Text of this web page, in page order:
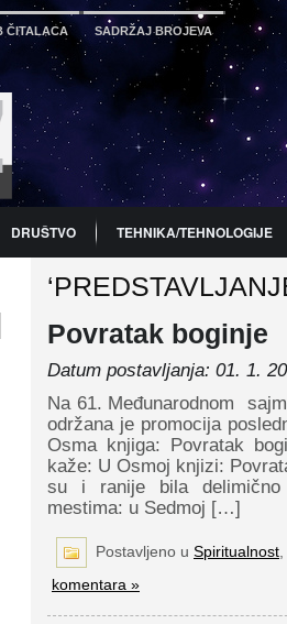
ČITALACA SADRŽAJ BROJEVA
DRUŠTVO TEHNIKA/TEHNOLOGIJE
PREDSTAVLJANJE KNJIGA PROMO
Povratak boginje
Datum postavljanja: 01. 1.
Na 61. Međunarodnom
održana je promocija
Osma knjiga: Povratak
kaže: U Osmoj knjizi:
su i ranije bila delimično
mestima: u Sedmoj […]
Postavljeno u Spiritualnost
komentara »